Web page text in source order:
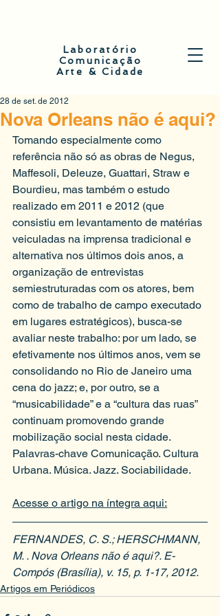
Laboratório
Comunicação
Arte & Cidade
Nova Orleans não é aqui?
28 de set. de 2012
Tomando especialmente como
referência não só as obras de Negus,
Maffesoli, Deleuze, Guattari, Straw e
Bourdieu, mas também o estudo
realizado em 2011 e 2012 (que
consistiu em levantamento de matérias
veiculadas na imprensa tradicional e
alternativa nos últimos dois anos, a
organização de entrevistas
semiestruturadas com os atores, bem
como de trabalho de campo executado
em lugares estratégicos), busca-se
avaliar neste trabalho: por um lado, se
efetivamente nos últimos anos, vem se
consolidando no Rio de Janeiro uma
cena do jazz; e, por outro, se a
“musicabilidade” e a “cultura das ruas”
continuam promovendo grande
mobilização social nesta cidade.
Palavras-chave Comunicação. Cultura
Urbana. Música. Jazz. Sociabilidade.
Acesse o artigo na íntegra aqui:
FERNANDES, C. S.; HERSCHMANN,
M. . Nova Orleans não é aqui?. E-
Compós (Brasília), v. 15, p. 1-17, 2012.
Artigos em Periódicos